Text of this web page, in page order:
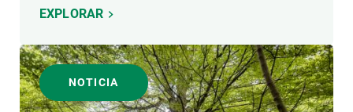
EXPLORAR
NOTICIA